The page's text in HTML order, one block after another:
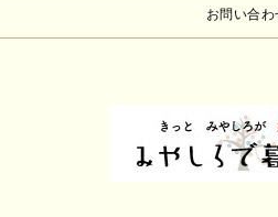
お問い合わ